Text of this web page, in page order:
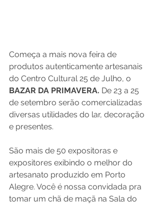
Começa a mais nova feira de
produtos autenticamente artesanais
do Centro Cultural 25 de Julho, o
BAZAR DA PRIMAVERA. De 23 a 25
de setembro serão comercializadas
diversas utilidades do lar, decoração
e presentes.
São mais de 50 expositoras e
expositores exibindo o melhor do
artesanato produzido em Porto
Alegre. Você é nossa convidada pra
tomar um chã de maçã na Sala do